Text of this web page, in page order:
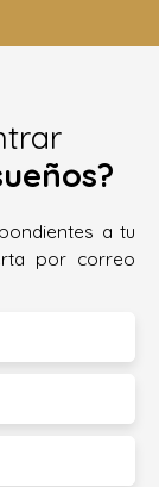
a tu
por correo